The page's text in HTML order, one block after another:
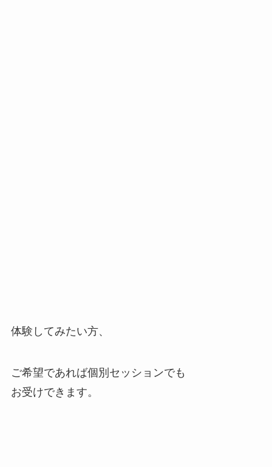
体験してみたい方、
ご希望であれば個別セッションでも
お受けできます。